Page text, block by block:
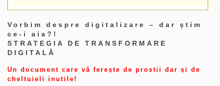
Vorbim despre digitalizare – dar știm
ce-i aia?!
STRATEGIA DE TRANSFORMARE
DIGITALĂ
Un document care vă ferește de prostii dar și de
cheltuieli inutile!